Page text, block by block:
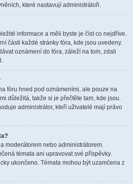
které nastavují administrátoři.
informace a měli byste je číst co nejdříve.
části každé stránky fóra, kde jsou uvedeny.
oznámení do fóra, záleží na tom, zdali
fóru hned pod oznámeními, ale pouze na
důležitá, takže si je přečtěte tam, kde jsou.
administrátor, kteří uživatelé mají právo
moderátorem nebo administrátorem.
témata ani upravovat své příspěvky.
ukončeno. Témata mohou být uzamčena z